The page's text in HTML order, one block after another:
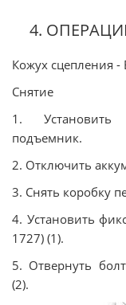
4.
Кожух сцепления
Снятие
1. Установить
подъемник.
2. Отключить
3. Снять коробку
4. Установить
1727) (1).
5. Отвернуть
(2).